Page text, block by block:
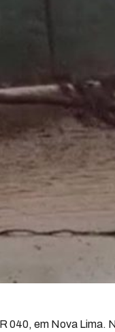
040, em Nova Lima.